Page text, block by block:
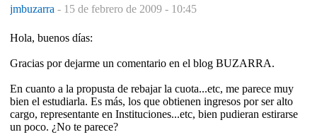
jmbuzarra - 15 de febrero de 2009 - 10:45
Hola, buenos días:
Gracias por dejarme un comentario en el blog BUZARRA.
En cuanto a la propusta de rebajar la cuota...etc, me parece muy
bien el estudiarla. Es más, los que obtienen ingresos por ser alto
cargo, representante en Instituciones...etc, bien pudieran estirarse
un poco. ¿No te parece?